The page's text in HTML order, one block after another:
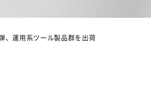
、運用系ツール製品群を出荷